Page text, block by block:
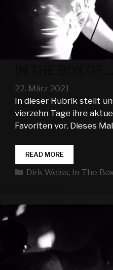
22. März 2021
In dieser Rubrik stellt
vierzehn Tage ihre
Favoriten vor. Dieses
READ MOREIN
THE
BOX
Kategorien
Dirk Weiss, In The